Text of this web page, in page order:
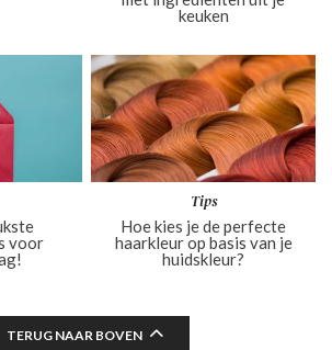
keuken
voor
Tips
Hoe kies je de perfecte
haarkleur op basis van je
huidskleur?
TERUG NAAR BOVEN